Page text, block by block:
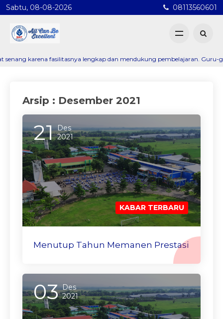
Sabtu, 08-08-2026 08113560601
fasilitasnya lengkap dan mendukung pembelajaran. Guru-
Arsip : Desember 2021
21 Des
2021
KABAR TERBARU
Menutup Tahun Memanen Prestasi
03 Des
2021